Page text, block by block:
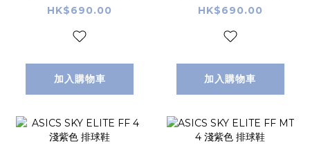
排球鞋
HK$690.00
加入購物車
藍 排球鞋
HK$690.00
加入購物車